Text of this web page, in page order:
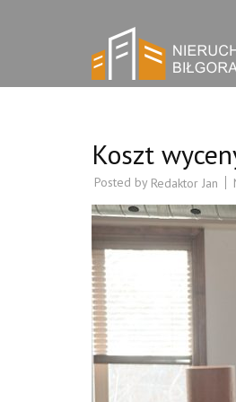
(Press
Koszt
Posted by Redaktor Jan